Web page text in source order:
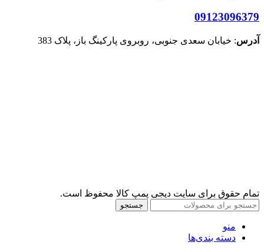
09123096379
آدرس: خیابان سعدی جنوبی، روبروی پارکینگ باز، پلاک 383
تمام حقوق برای سایت دیجی پمپ کالا محفوظ است.
جستجو
منو
دسته بندی‌ها